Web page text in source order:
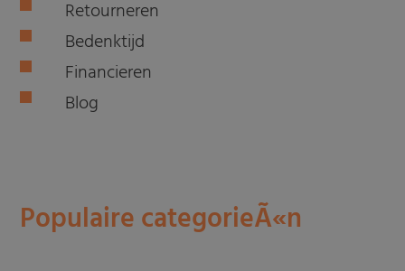
Retourneren
Bedenktijd
Financieren
Blog
Populaire categorieÃ«n